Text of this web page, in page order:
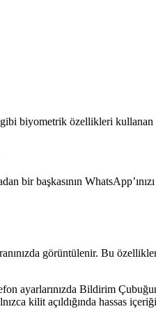
biyometrik özellikleri
bir başkasının
görüntülenir. Bu
ayarlarınızda Bildirim
kilit açıldığında hassas